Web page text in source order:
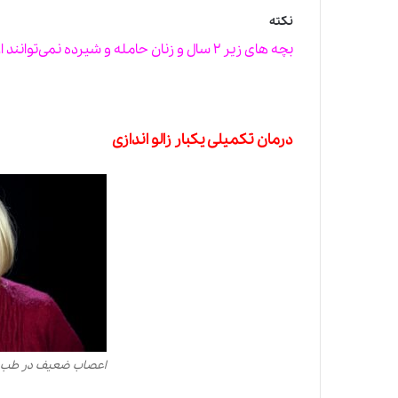
نکته
بچه های زیر ۲ سال و زنان حامله و شیرده نمی‌توانند از این دو قطره استفاده کنند.
درمان تکمیلی یکبار زالو اندازی
اعصاب ضعیف در